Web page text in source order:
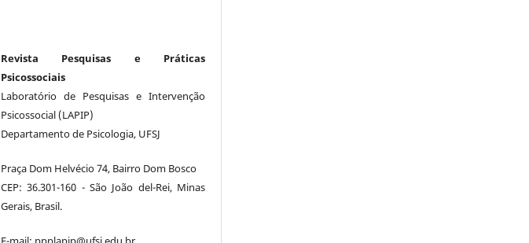
Revista Pesquisas e Práticas
Psicossociais
Laboratório de Pesquisas e Intervenção
Psicossocial (LAPIP)
Departamento de Psicologia, UFSJ
Praça Dom Helvécio 74, Bairro Dom Bosco
CEP: 36.301-160 - São João del-Rei, Minas
Gerais, Brasil.